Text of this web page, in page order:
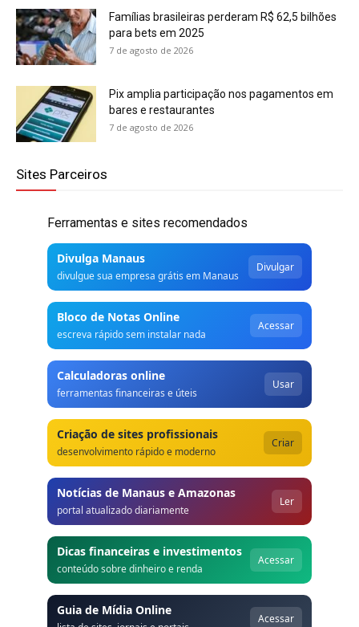
Famílias brasileiras perderam R$ 62,5 bilhões
para bets em 2025
7 de agosto de 2026
Pix amplia participação nos pagamentos em
bares e restaurantes
7 de agosto de 2026
Sites Parceiros
Ferramentas e sites recomendados
Divulga Manaus
divulgue sua empresa grátis em Manaus
Divulgar
Bloco de Notas Online
escreva rápido sem instalar nada
Acessar
Calculadoras online
ferramentas financeiras e úteis
Usar
Criação de sites profissionais
desenvolvimento rápido e moderno
Criar
Notícias de Manaus e Amazonas
portal atualizado diariamente
Ler
Dicas financeiras e investimentos
conteúdo sobre dinheiro e renda
Acessar
Guia de Mídia Online
Acessar